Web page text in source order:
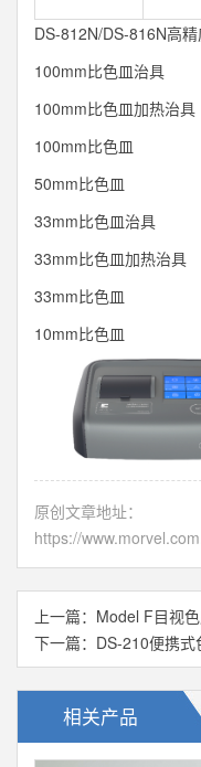
DS-812N/DS-816N高精
100mm比色皿治具
100mm比色皿加热治具
100mm比色皿
50mm比色皿
33mm比色皿治具
33mm比色皿加热治具
33mm比色皿
10mm比色皿
原创文章地址：
https://
上一篇： Model F目视
下一篇： DS-210便携式
相关产品